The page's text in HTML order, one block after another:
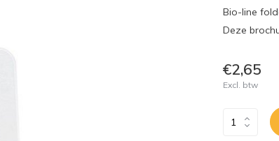
Bio-line
Deze
€2,65
Excl. btw